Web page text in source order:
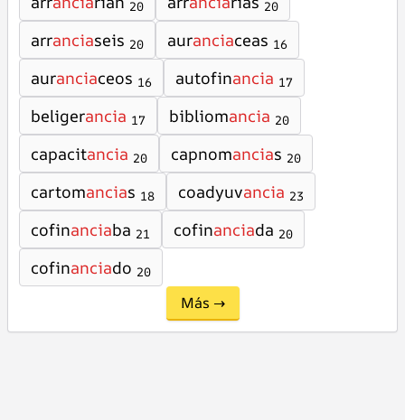
20 20
arranciaseis 20 auranciaceas 16
auranciaceos 16 autofinancia 17
beligerancia 17 bibliomancia 20
capacitancia 20 capnomancias 20
cartomancias 18 coadyuvancia 23
cofinanciaba 21 cofinanciada 20
cofinanciado 20
Más →